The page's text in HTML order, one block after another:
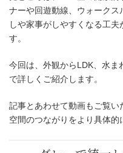
ナーや回遊動線、ウォークス
しや家事がしやすくなる工
す。
今回は、外観からLDK、水ま
で詳しくご紹介します。
記事とあわせて動画もご覧
空間のつながりをより具体的